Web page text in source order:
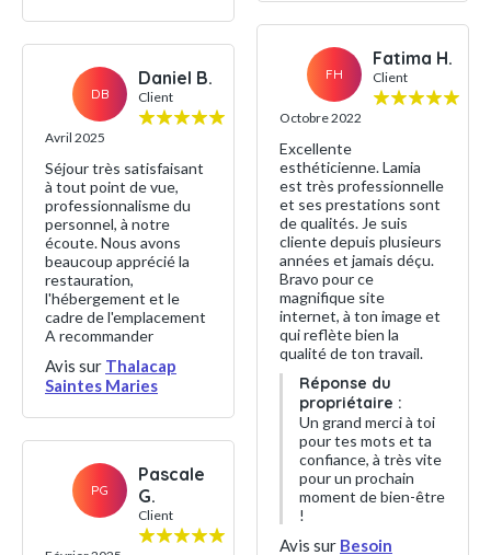
DB
Daniel B.
Client
Avril 2025
Séjour très satisfaisant
à tout point de vue,
professionnalisme du
personnel, à notre
écoute. Nous avons
beaucoup apprécié la
restauration,
l'hébergement et le
cadre de l'emplacement
A recommander
Avis sur Thalacap
Saintes Maries
PG
Pascale
G.
Client
FH
Fatima H.
Client
Octobre 2022
Excellente
esthéticienne. Lamia
est très professionnelle
et ses prestations sont
de qualités. Je suis
cliente depuis plusieurs
années et jamais déçu.
Bravo pour ce
magnifique site
internet, à ton image et
qui reflète bien la
qualité de ton travail.
Réponse du
propriétaire :
Un grand merci à toi
pour tes mots et ta
confiance, à très vite
pour un prochain
moment de bien-être
!
Avis sur Besoin